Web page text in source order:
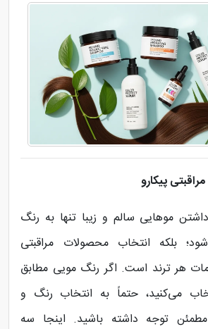
پیکارو
موهایی سالم و زیبا تنها به رنگ
بلکه انتخاب محصولات مراقبتی
هر ترند است. اگر رنگ مویی مطابق
۲۰۲۵ انتخاب می‌کنید، حتماً به انتخاب رنگ و
توجه داشته باشید. اینجا سه